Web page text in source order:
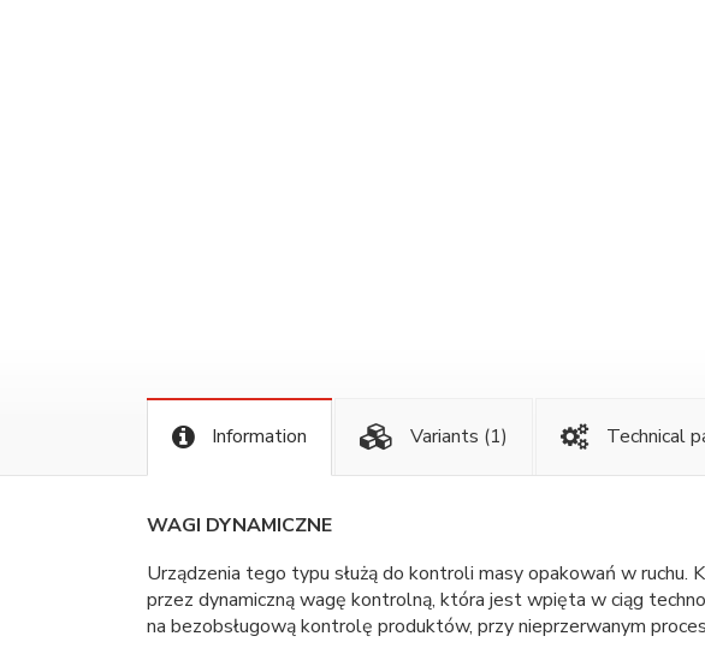
Information Variants (1) Technical
WAGI DYNAMICZNE
Urządzenia tego typu służą do kontroli masy opakowań w ruchu.
przez dynamiczną wagę kontrolną, która jest wpięta w ciąg
na bezobsługową kontrolę produktów, przy nieprzerwanym